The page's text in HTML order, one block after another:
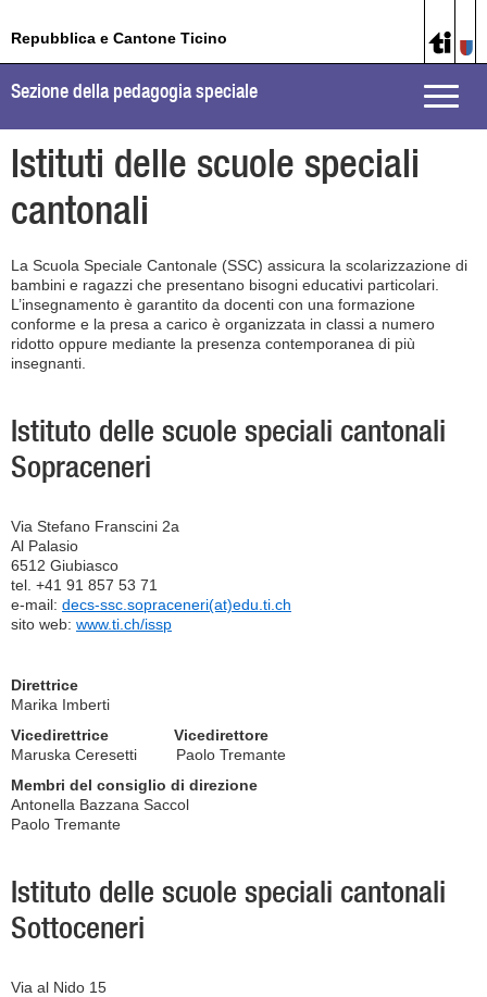
Repubblica e Cantone Ticino
Toggle
Sezione della pedagogia speciale
Istituti delle scuole speciali
cantonali
La Scuola Speciale Cantonale (SSC) assicura la scolarizzazione di
bambini e ragazzi che presentano bisogni educativi particolari.
L’insegnamento è garantito da docenti con una formazione
conforme e la presa a carico è organizzata in classi a numero
ridotto oppure mediante la presenza contemporanea di più
insegnanti.
Istituto delle scuole speciali cantonali
Sopraceneri
Via Stefano Franscini 2a
Al Palasio
6512 Giubiasco
tel. +41 91 857 53 71
e-mail: decs-ssc.sopraceneri(at)edu.ti.ch
sito web: www.ti.ch/issp
Direttrice
Marika Imberti
Vicedirettrice Vicedirettore
Maruska Ceresetti Paolo Tremante
Membri del consiglio di direzione
Antonella Bazzana Saccol
Paolo Tremante
Istituto delle scuole speciali cantonali
Sottoceneri
Via al Nido 15